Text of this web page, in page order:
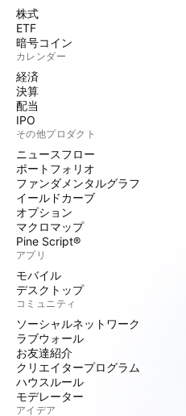
株式
ETF
暗号コイン
カレンダー
経済
決算
配当
IPO
その他プロダクト
ニュースフロー
ポートフォリオ
ファンダメンタルグラフ
イールドカーブ
オプション
マクロマップ
Pine Script®
アプリ
モバイル
デスクトップ
コミュニティ
ソーシャルネットワーク
ラブウォール
お友達紹介
クリエイタープログラム
ハウスルール
モデレーター
アイデア